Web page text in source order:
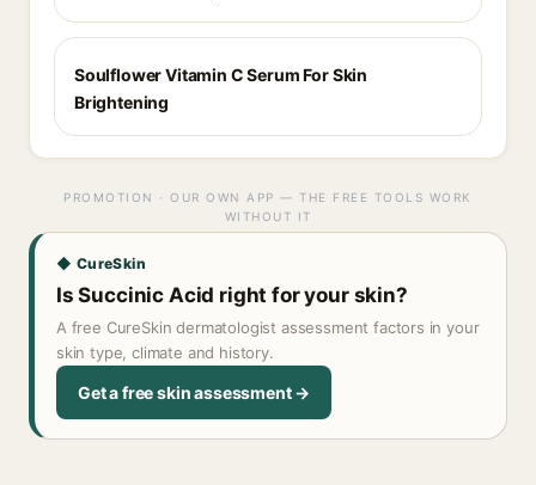
Soulflower Vitamin C Serum For Skin
Brightening
PROMOTION · OUR OWN APP — THE FREE TOOLS WORK
WITHOUT IT
◆ CureSkin
Is Succinic Acid right for your skin?
A free CureSkin dermatologist assessment factors in your
skin type, climate and history.
Get a free skin assessment →